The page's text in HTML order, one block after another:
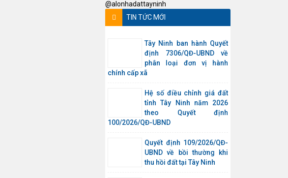
@alonhadattayninh
TIN TỨC MỚI
Tây Ninh ban hành Quyết
định 7306/QĐ-UBND về
phân loại đơn vị hành
chính cấp xã
Hệ số điều chỉnh giá đất
tỉnh Tây Ninh năm 2026
theo Quyết định
100/2026/QĐ-UBND
Quyết định 109/2026/QĐ-
UBND về bồi thường khi
thu hồi đất tại Tây Ninh